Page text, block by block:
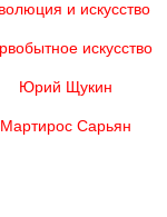
и искусство
искусство
Юрий Щукин
Мартирос Сарьян